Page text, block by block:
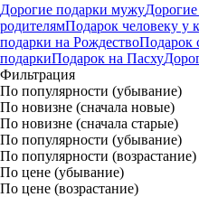
Дорогие подарки мужу
родителямПодарок человеку у
подарки на РождествоПодарок
подаркиПодарок на Пасху
Фильтрация
По популярности (убывание)
По новизне (сначала новые)
По новизне (сначала старые)
По популярности (убывание)
По популярности (возрастание)
По цене (убывание)
По цене (возрастание)